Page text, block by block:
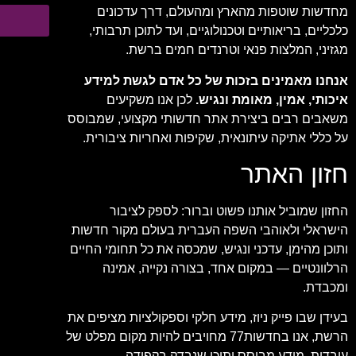
מחדשות שוטפות מהארץ ומהעולם, דרך עדכונים
כלכליים, בריאותיים וטכנולוגיים, ועד לתוכן תרבותי,
מגזיני, המלצות פנאי וטרנדים חמים ברשת.
אנחנו מאמינים בזכות של כל אדם לגשת למידע
איכותי, אמין, מאומת ונגיש. לכן אנו משקיעים
משאבים רבים ביצירת אתר חדשותי מקצועי, שמבוסס
על כללי אתיקה עיתונאית, שקיפות ואחריות ציבורית.
חזון האתר
החזון שמוביל אותנו פשוט וברור: לספק לציבור
הישראלי ולאוהבי השפה העברית בעולם מקור חדשות
ותוכן מהימן, עדכני ונגיש, שמכסה את כל תחומי החיים
הרלוונטיים — במקום אחד, בצורה נקייה, אמינה
ומכבדת.
בעידן שבו פייק ניוז, מידע חלקי וספקולציות מציפים את
הרשת, אנו בחדשות77 מחויבים להיות מקום מפלט של